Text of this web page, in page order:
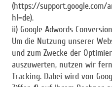
(https://support.google.com/
hl=de).
ii) Google Adwords
Um die Nutzung unserer
und zum Zwecke der
auszuwerten, nutzen wir
Tracking. Dabei wird von